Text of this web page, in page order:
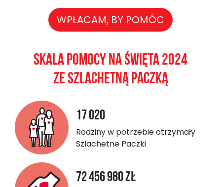
WPŁACAM, BY POMÓC
Skala pomocy na święta 2024
ze Szlachetną Paczką
17 020
Rodziny w potrzebie otrzymały
Szlachetne Paczki
72 456 980 zł